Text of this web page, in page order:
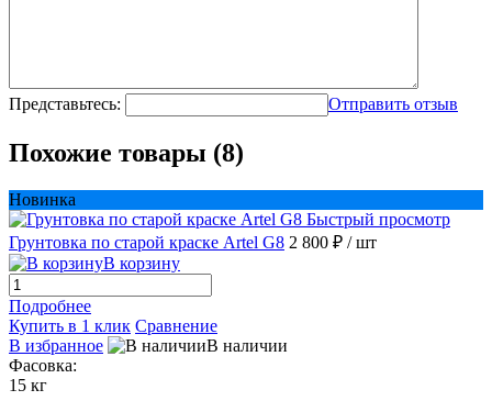
Представьтесь: Отправить отзыв
Похожие товары (8)
Новинка
Быстрый просмотр
Грунтовка по старой краске Artel G8 2 800 ₽ / шт
В корзину
Подробнее
Купить в 1 клик Сравнение
В избранное
В наличии
Фасовка:
15 кг